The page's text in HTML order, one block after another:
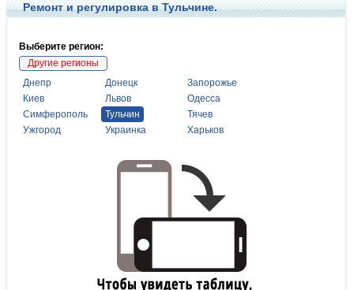
Ремонт и регулировка в Тульчине.
Выберите регион:
Другие регионы
Днепр
Донецк
Запорожье
Киев
Львов
Одесса
Симферополь
Тульчин
Тячев
Ужгород
Украинка Харьков